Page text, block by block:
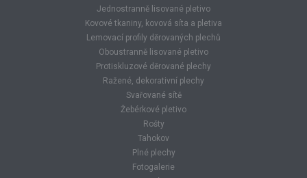
Jednostranně lisované pletivo
Kovové tkaniny, kovová síta a pletiva
Lemovací profily děrovaných plechů
Oboustranně lisované pletivo
Protiskluzové děrované plechy
Ražené, dekorativní plechy
Svařované sítě
Žebérkové pletivo
Rošty
Tahokov
Plné plechy
Fotogalerie